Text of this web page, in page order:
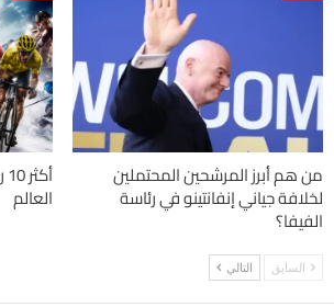
من هم أبرز المرشحين المحتملين
لخلافة جياني إنفانتينو في رئاسة
الفيفا؟
العالم
السابق التالي